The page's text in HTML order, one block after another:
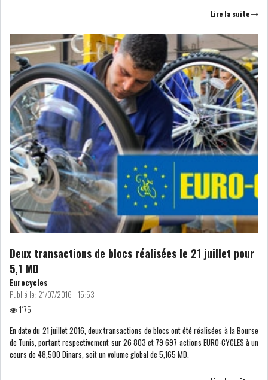
RSS
INTERNATIONAL
MENA AFRIQUE DU NORD
USA & CANADA
AFRIQUE
SUBSAHARIENNE
EUROPE ASIE
AMÉRIQUE LATINE RESTE DU MONDE
LES PRIX ALIMENTAIRES
MONDIAUX AU PLUS H...
Lire la suite
Deux transactions de blocs réalisées le 21 juillet pour
5,1 MD
Eurocycles
Publié le: 21/07/2016 - 15:53
1175
En date du 21 juillet 2016, deux transactions de blocs ont été réalisées à la Bourse
de Tunis, portant respectivement sur 26 803 et 79 697 actions EURO-CYCLES à un
cours de 48,500 Dinars, soit un volume global de 5,165 MD.